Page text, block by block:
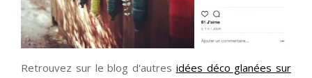
Retrouvez sur le blog d'autres idées déco glanées sur